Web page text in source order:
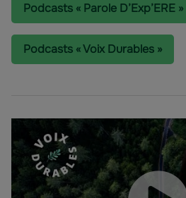
Podcasts « Parole D’Exp’ERE »
Podcasts « Voix Durables »